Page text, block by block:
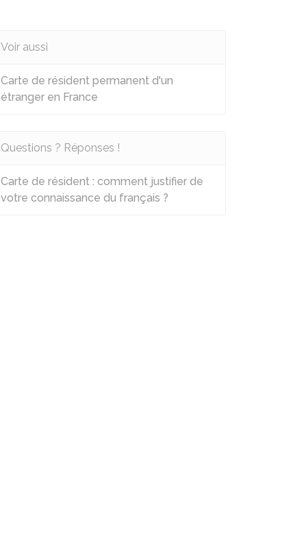
Voir aussi
Carte de résident permanent d'un
étranger en France
Questions ? Réponses !
Carte de résident : comment justifier de
votre connaissance du français ?